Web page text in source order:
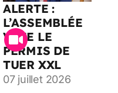
ALERTE :
L’ASSEMBLÉE
VOTE LE
PERMIS DE
TUER XXL
07 juillet 2026